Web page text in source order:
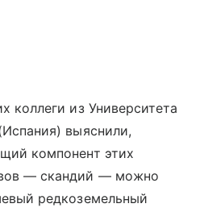
коллеги из Университета
выяснили,
компонент этих
— скандий — можно
редкоземельный